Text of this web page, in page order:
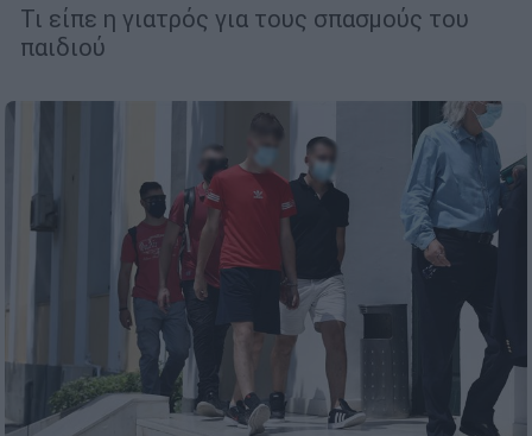
Τι είπε η γιατρός για τους σπασμούς του
παιδιού